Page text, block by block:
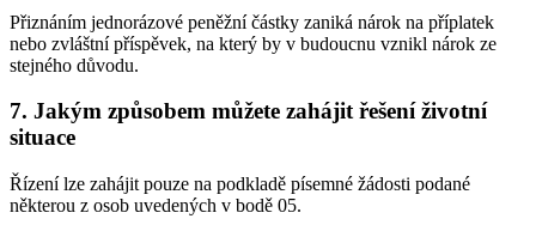
Přiznáním jednorázové peněžní částky zaniká nárok na příplatek
nebo zvláštní příspěvek, na který by v budoucnu vznikl nárok ze
stejného důvodu.
7. Jakým způsobem můžete zahájit řešení životní
situace
Řízení lze zahájit pouze na podkladě písemné žádosti podané
některou z osob uvedených v bodě 05.